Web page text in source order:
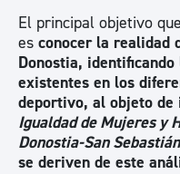
El principal objetivo
es conocer la realidad
Donostia,
existentes en los
deportivo, al objeto
Igualdad de Mujeres y
Donostia-San Sebastián
se deriven de este